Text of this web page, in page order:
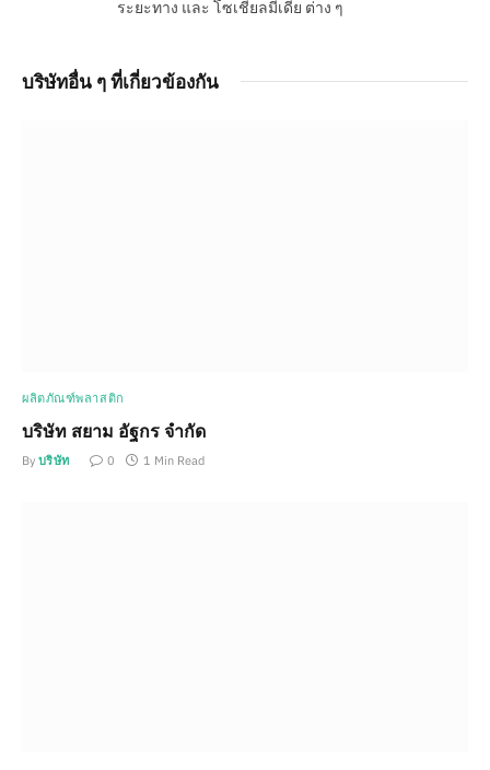
ระยะทาง และ โซเชียลมีเดีย ต่าง ๆ
บริษัทอื่น ๆ ที่เกี่ยวข้องกัน
ผลิตภัณฑ์พลาสติก
บริษัท สยาม อัฐกร จำกัด
By บริษัท 0 1 Min Read